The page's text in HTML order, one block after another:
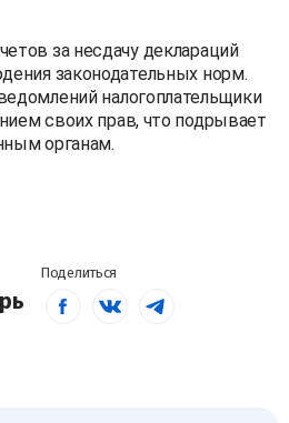
за несдачу деклараций
законодательных норм.
налогоплательщики
своих прав, что подрывает
органам.
Поделиться